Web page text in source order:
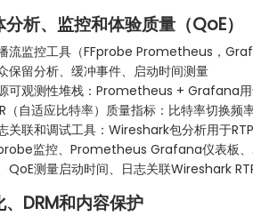
析、监控和体验质量（QoE）
流监控工具（FFprobe Prometheus，
保留分析、缓冲事件、启动时间测量
可观测性堆栈：Prometheus + Grafana用
（自适应比特率）质量指标：比特率切换频
关联和调试工具：Wireshark包分析用于
监控、Prometheus Grafana仪表板、
QoE测量启动时间、日志关联Wireshark
、DRM和内容保护